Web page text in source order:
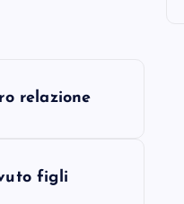
relazione
figli